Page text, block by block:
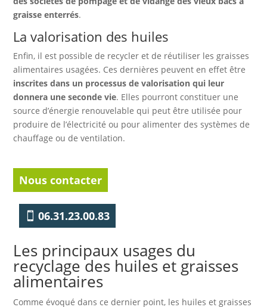
graisse enterrés.
La valorisation des huiles
Enfin, il est possible de recycler et de réutiliser les graisses
alimentaires usagées. Ces dernières peuvent en effet être
inscrites dans un processus de valorisation qui leur
donnera une seconde vie. Elles pourront constituer une
source d’énergie renouvelable qui peut être utilisée pour
produire de l’électricité ou pour alimenter des systèmes de
chauffage ou de ventilation.
Nous contacter
06.31.23.00.83
Les principaux usages du
recyclage des huiles et graisses
alimentaires
Comme évoqué dans ce dernier point, les huiles et graisses